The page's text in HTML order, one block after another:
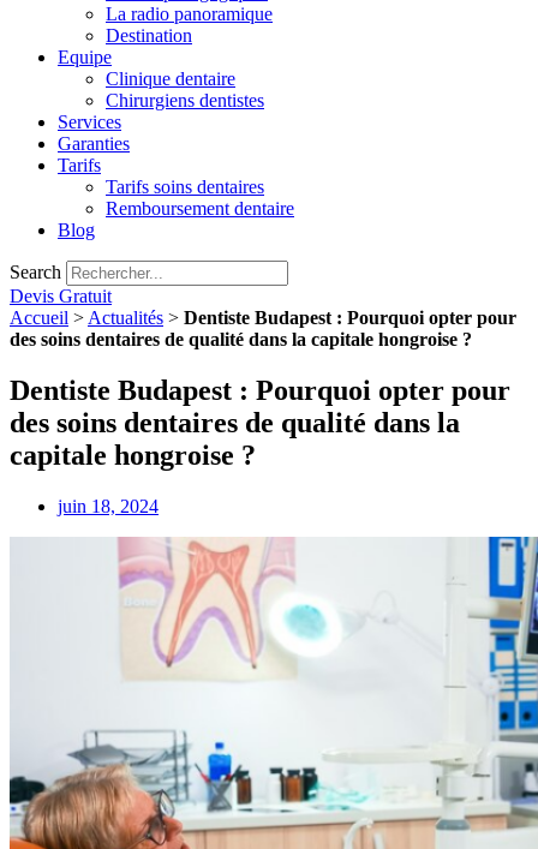
La radio panoramique
Destination
Equipe
Clinique dentaire
Chirurgiens dentistes
Services
Garanties
Tarifs
Tarifs soins dentaires
Remboursement dentaire
Blog
Search
Devis Gratuit
Accueil > Actualités > Dentiste Budapest : Pourquoi opter pour
des soins dentaires de qualité dans la capitale hongroise ?
Dentiste Budapest : Pourquoi opter pour
des soins dentaires de qualité dans la
capitale hongroise ?
juin 18, 2024